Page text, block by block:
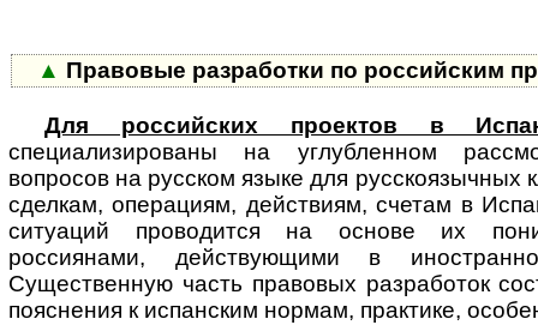
▲ Правовые разработки по российским
Для российских проектов в
специализированы на углубленном
вопросов на русском языке для русскоязычных
сделкам, операциям, действиям, счетам в
ситуаций проводится на основе их
россиянами, действующими в
Существенную часть правовых разработок
пояснения к испанским нормам, практике,